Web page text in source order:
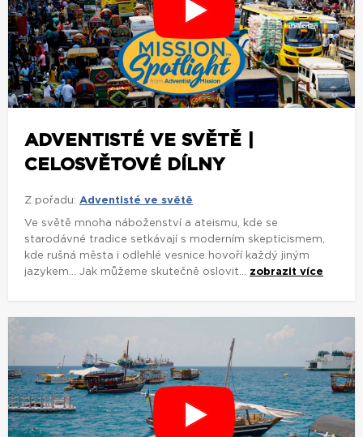
ADVENTISTÉ VE SVĚTĚ |
CELOSVĚTOVÉ DÍLNY
Z pořadu: Adventisté ve světě
Ve světě mnoha náboženství a ateismu, kde se
starodávné tradice setkávají s moderním skepticismem,
kde rušná města i odlehlé vesnice hovoří každý jiným
jazykem... Jak můžeme skutečně oslovit... zobrazit více